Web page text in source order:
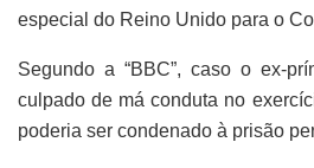
especial do Reino Unido para o
Segundo a “BBC”, caso o ex-
culpado de má conduta no
poderia ser condenado à prisão